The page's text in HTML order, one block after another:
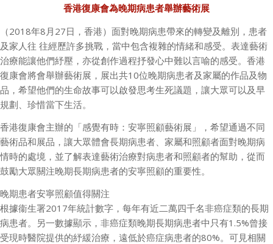
香港復康會為晚期病患者舉辦藝術展
（2018年8月27日，香港）面對晚期病患帶來的轉變及離別，患者
及家人往 往經歷許多挑戰，當中包含複雜的情緒和感受。表達藝術
治療能讓他們紓壓，亦從創作過程抒發心中難以言喻的感受。香港
復康會將會舉辦藝術展，展出共10位晚期病患者及家屬的作品及物
品，希望他們的生命故事可以啟發思考生死議題，讓大眾可以及早
規劃、珍惜當下生活。
香港復康會主辦的「感覺有時：安寧照顧藝術展」，希望通過不同
藝術品和展品，讓大眾體會長期病患者、家屬和照顧者面對晚期病
情時的處境，並了解表達藝術治療對病患者和照顧者的幫助，從而
鼓勵大眾關注晚期長期病患者的安寧照顧的重要性。
晚期患者安寧照顧值得關注
根據衞生署2017年統計數字，每年有近二萬四千名非癌症類的長期
病患者。另一數據顯示，非癌症類晚期長期病患者中只有1.5%曾接
受現時醫院提供的紓緩治療，遠低於癌症病患者的80%。可見相關